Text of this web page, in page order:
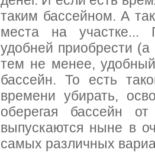
таким бассейном. А
места на участке...
удобней приобрести
тем не менее,
бассейн. То есть
времени убирать,
оберегая бассейн
выпускаются ныне в
самых различных